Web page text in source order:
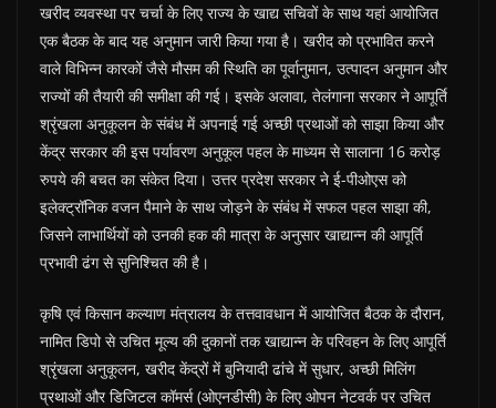
खरीद व्यवस्था पर चर्चा के लिए राज्य के खाद्य सचिवों के साथ यहां आयोजित
एक बैठक के बाद यह अनुमान जारी किया गया है। खरीद को प्रभावित करने
वाले विभिन्न कारकों जैसे मौसम की स्थिति का पूर्वानुमान, उत्पादन अनुमान और
राज्यों की तैयारी की समीक्षा की गई। इसके अलावा, तेलंगाना सरकार ने आपूर्ति
श्रृंखला अनुकूलन के संबंध में अपनाई गई अच्छी प्रथाओं को साझा किया और
केंद्र सरकार की इस पर्यावरण अनुकूल पहल के माध्यम से सालाना 16 करोड़
रुपये की बचत का संकेत दिया। उत्तर प्रदेश सरकार ने ई-पीओएस को
इलेक्ट्रॉनिक वजन पैमाने के साथ जोड़ने के संबंध में सफल पहल साझा की,
जिसने लाभार्थियों को उनकी हक की मात्रा के अनुसार खाद्यान्न की आपूर्ति
प्रभावी ढंग से सुनिश्चित की है।
कृषि एवं किसान कल्याण मंत्रालय के तत्तवावधान में आयोजित बैठक के दौरान,
नामित डिपो से उचित मूल्य की दुकानों तक खाद्यान्न के परिवहन के लिए आपूर्ति
श्रृंखला अनुकूलन, खरीद केंद्रों में बुनियादी ढांचे में सुधार, अच्छी मिलिंग
प्रथाओं और डिजिटल कॉमर्स (ओएनडीसी) के लिए ओपन नेटवर्क पर उचित